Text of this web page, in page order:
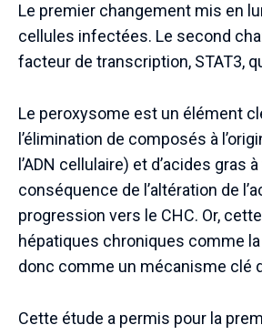
Le premier changement mis en
cellules infectées. Le second
facteur de transcription, STAT3,
Le peroxysome est un élément
l’élimination de composés à
l’ADN cellulaire) et d’acides
conséquence de l’altération de
progression vers le CHC. Or,
hépatiques chroniques comme
donc comme un mécanisme clé
Cette étude a permis pour la